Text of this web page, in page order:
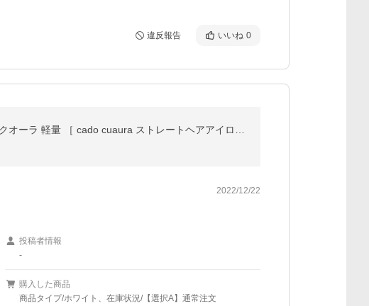
違反報告 いいね 0
2022/12/22
投稿者情報
-
購入した商品
商品タイプ/ホワイト、在庫状況/【選択A】通常注文